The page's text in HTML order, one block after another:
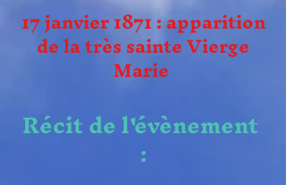
17 janvier 1871 : apparition
de la très sainte Vierge
Marie
Récit de l'évènement
: